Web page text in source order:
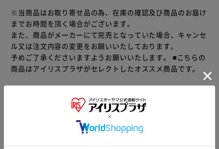
す。
※当商品はお取り寄せ品の為、在庫の確認及び商品のお届け
までお時間を頂く場合がございます。
また、商品がメーカーにて完売となっていた場合、キャンセ
ル又は注文内容の変更をお願いいたしております。
予めご了承くださいますようお願いいたします。 ■こちらの
商品はアイリスプラザがセレクトしたオススメ商品です。
▼ 食品・飲料おすすめ ▼